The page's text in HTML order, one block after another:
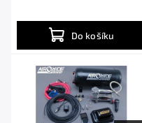
Do košíku